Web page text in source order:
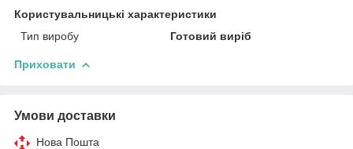
Користувальницькі характеристики
Тип виробу
Готовий виріб
Приховати
Умови доставки
Нова Пошта